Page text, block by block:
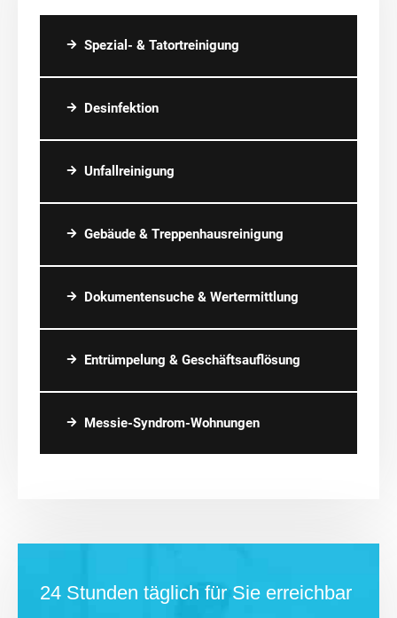
Spezial- & Tatortreinigung
Desinfektion
Unfallreinigung
Gebäude & Treppenhausreinigung
Dokumentensuche & Wertermittlung
Entrümpelung & Geschäftsauflösung
Messie-Syndrom-Wohnungen
24 Stunden täglich für Sie erreichbar